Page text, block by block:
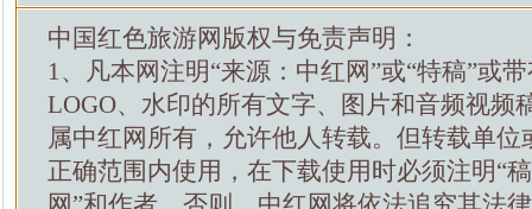
中国红色旅游网版权与免责声明：
1、凡本网注明“来源：中红网”或“特稿”或
LOGO、水印的所有文字、图片和音频视频
属中红网所有，允许他人转载。但转载单位
正确范围内使用，在下载使用时必须注明“